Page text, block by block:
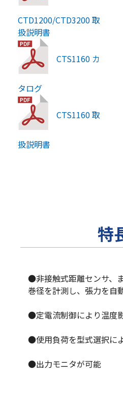
CTD1200/CTD3200 取
扱説明書
CTS1160 カ
タログ
CTS1160 取
扱説明書
特
●非接触式距離センサ、
巻径を計測し、張力を自
●定電流制御により温度
●使用負荷を型式選択に
●出力モニタが可能